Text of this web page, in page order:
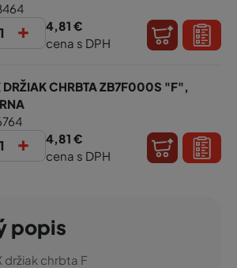
+
4,81 €
cena s DPH
DRŽIAK CHRBTA ZB7F000S "F",
+
4,81 €
cena s DPH
popis
držiak chrbta F